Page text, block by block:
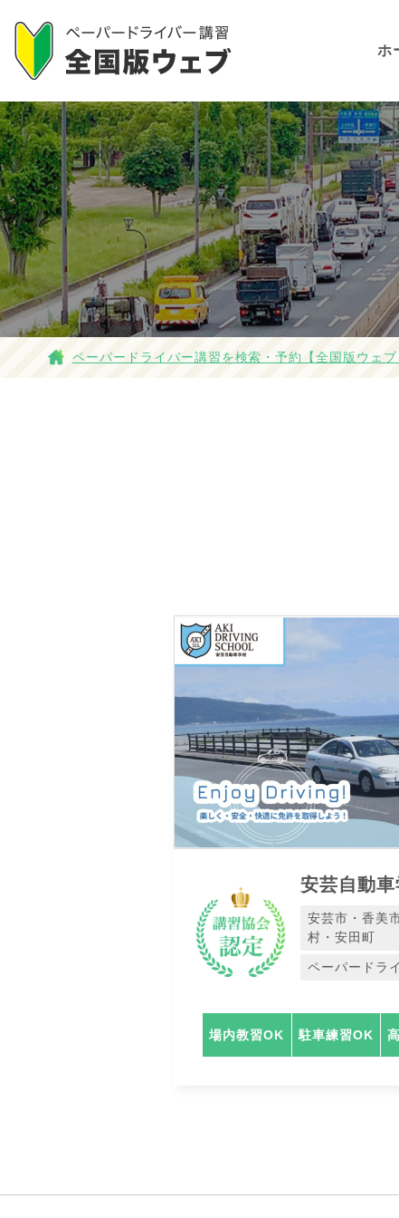
ホ
ペーパードライバー講習を検索・予約【全国版ウェブ
安芸自動車
安芸市・香美
村・安田町
ペーパードラ
場内教習OK 駐車練習OK